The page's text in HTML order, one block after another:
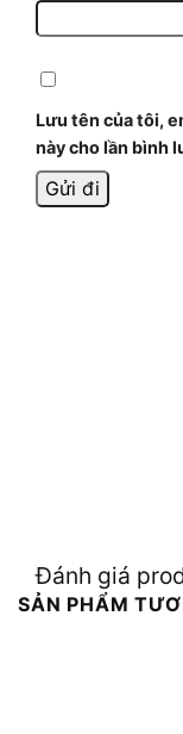
Lưu tên của tôi,
này cho lần bình
Đánh giá
SẢN PHẨM